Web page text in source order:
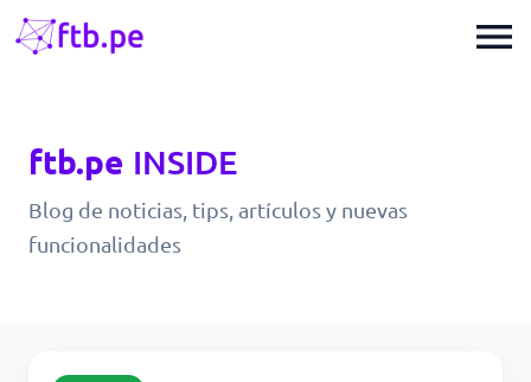
menu
ftb.pe INSIDE
Blog de noticias, tips, artículos y nuevas
funcionalidades